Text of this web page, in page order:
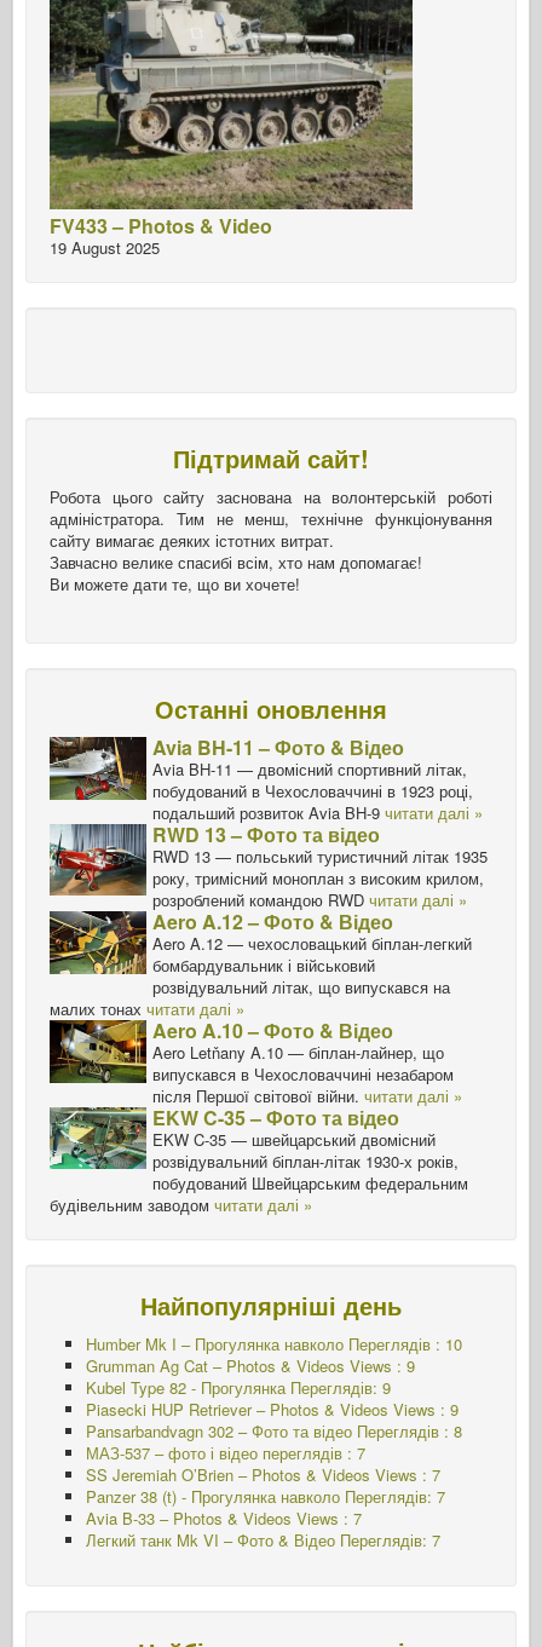
FV433 – Photos & Video
19 August 2025
Підтримай сайт!
Робота цього сайту заснована на волонтерській роботі
адміністратора. Тим не менш, технічне функціонування
сайту вимагає деяких істотних витрат.
Завчасно велике спасибі всім, хто нам допомагає!
Ви можете дати те, що ви хочете!
Останні оновлення
Avia BH-11 – Фото & Відео
Avia BH-11 — двомісний спортивний літак,
побудований в Чехословаччині в 1923 році,
подальший розвиток Avia BH-9 читати далі »
RWD 13 – Фото та відео
RWD 13 — польський туристичний літак 1935
року, тримісний моноплан з високим крилом,
розроблений командою RWD читати далі »
Aero A.12 – Фото & Відео
Aero A.12 — чехословацький біплан-легкий
бомбардувальник і військовий
розвідувальний літак, що випускався на
малих тонах читати далі »
Aero A.10 – Фото & Відео
Aero Letňany A.10 — біплан-лайнер, що
випускався в Чехословаччині незабаром
після Першої світової війни. читати далі »
EKW C-35 – Фото та відео
EKW C-35 — швейцарський двомісний
розвідувальний біплан-літак 1930-х років,
побудований Швейцарським федеральним
будівельним заводом читати далі »
Найпопулярніші день
Humber Mk I – Прогулянка навколо Переглядів : 10
Grumman Ag Cat – Photos & Videos Views : 9
Kubel Type 82 - Прогулянка Переглядів: 9
Piasecki HUP Retriever – Photos & Videos Views : 9
Pansarbandvagn 302 – Фото та відео Переглядів : 8
МАЗ-537 – фото і відео переглядів : 7
SS Jeremiah O’Brien – Photos & Videos Views : 7
Panzer 38 (t) - Прогулянка навколо Переглядів: 7
Avia B-33 – Photos & Videos Views : 7
Легкий танк Mk VI – Фото & Відео Переглядів: 7